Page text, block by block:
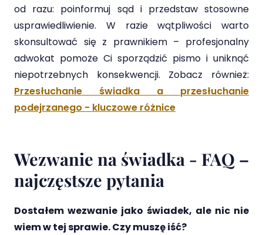
od razu: poinformuj sąd i przedstaw stosowne
usprawiedliwienie. W razie wątpliwości warto
skonsultować się z prawnikiem – profesjonalny
adwokat pomoże Ci sporządzić pismo i uniknąć
niepotrzebnych konsekwencji. Zobacz również:
Przesłuchanie świadka a przesłuchanie
podejrzanego - kluczowe różnice
Wezwanie na świadka - FAQ –
najczęstsze pytania
Dostałem wezwanie jako świadek, ale nic nie
wiem w tej sprawie. Czy muszę iść?